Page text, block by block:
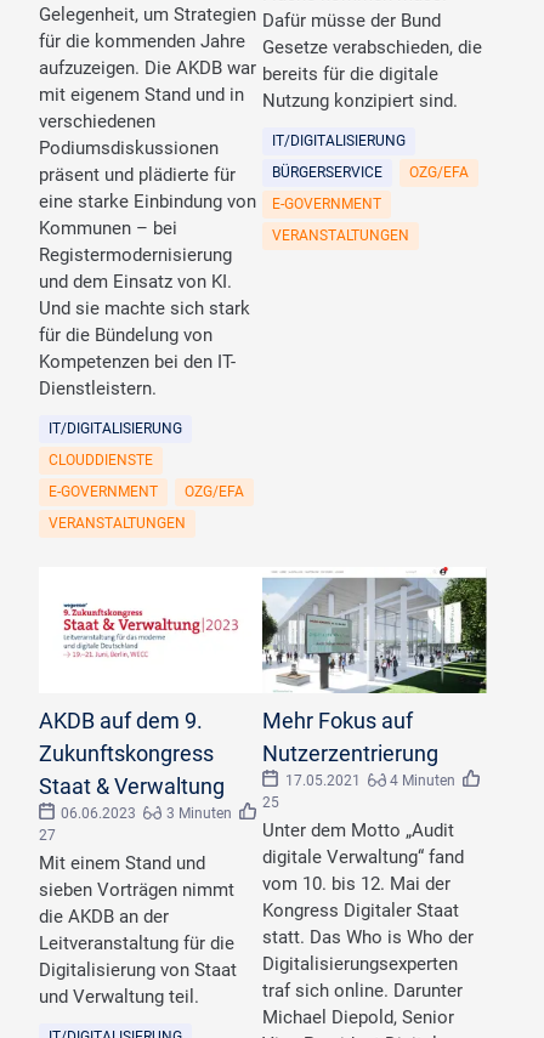
Gelegenheit, um Strategien
für die kommenden Jahre
aufzuzeigen. Die AKDB war
mit eigenem Stand und in
verschiedenen
Podiumsdiskussionen
präsent und plädierte für
eine starke Einbindung von
Kommunen – bei
Registermodernisierung
und dem Einsatz von KI.
Und sie machte sich stark
für die Bündelung von
Kompetenzen bei den IT-
Dienstleistern.
IT/DIGITALISIERUNG
CLOUDDIENSTE
E-GOVERNMENT
OZG/EFA
VERANSTALTUNGEN
Dafür müsse der Bund
Gesetze verabschieden, die
bereits für die digitale
Nutzung konzipiert sind.
IT/DIGITALISIERUNG
BÜRGERSERVICE
OZG/EFA
E-GOVERNMENT
VERANSTALTUNGEN
AKDB auf dem 9.
Zukunftskongress
Staat & Verwaltung
06.06.2023
3 Minuten
27
Mit einem Stand und
sieben Vorträgen nimmt
die AKDB an der
Leitveranstaltung für die
Digitalisierung von Staat
und Verwaltung teil.
Mehr Fokus auf
Nutzerzentrierung
17.05.2021
4 Minuten
25
Unter dem Motto „Audit
digitale Verwaltung“ fand
vom 10. bis 12. Mai der
Kongress Digitaler Staat
statt. Das Who is Who der
Digitalisierungsexperten
traf sich online. Darunter
Michael Diepold, Senior